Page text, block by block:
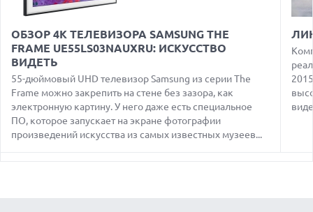
07.08.2026
ДАННЫХ МИЛЛИОНОВ ПОЛЬЗОВАТЕЛЕЙ
07.08.2026
ЭЛЕКТРИЧЕСКИЙ ПИКАП FORD FATHOM ВРЯД ЛИ
ПОВТОРИТ УСПЕХ ЛЕГЕНДАРНЫХ МОДЕЛЕЙ КОМПАНИИ
07.08.2026
OPENAI УБРАЛА ОГРАНИЧЕНИЯ НА ТЕКСТОВЫЕ ЧАТЫ ДЛЯ
ВСЕХ ПОЛЬЗОВАТЕЛЕЙ CHATGPT
ОБЗОР 4К ТЕЛЕВИЗОРА SAMSUNG THE
FRAME UE55LS03NAUXRU: ИСКУССТВО
ВИДЕТЬ
55-дюймовый UHD телевизор Samsung из серии The
Frame можно закрепить на стене без зазора, как
электронную картину. У него даже есть специальное
ПО, которое запускает на экране фотографии
произведений искусства из самых известных музеев...